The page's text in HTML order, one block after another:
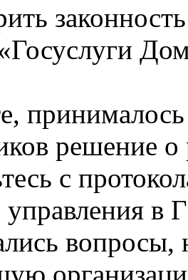
решение
с
управления
вопросы,